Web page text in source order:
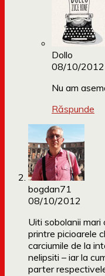
Dollo
08/10/2012
Nu am
Răspunde
bogdan71
08/10/2012
Uiti sobolanii
printre picioarele
carciumile de la
nelipsiti – iar la
parter